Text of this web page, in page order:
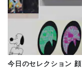
今日のセレクション 顔